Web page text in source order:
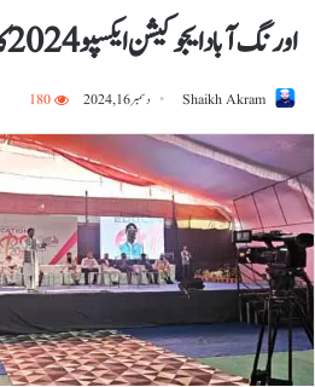
اورنگ آباد ایجوکیشن ایکسپو 2024 کا کامیاب انعقاد
Shaikh Akram دسمبر 16, 2024 180